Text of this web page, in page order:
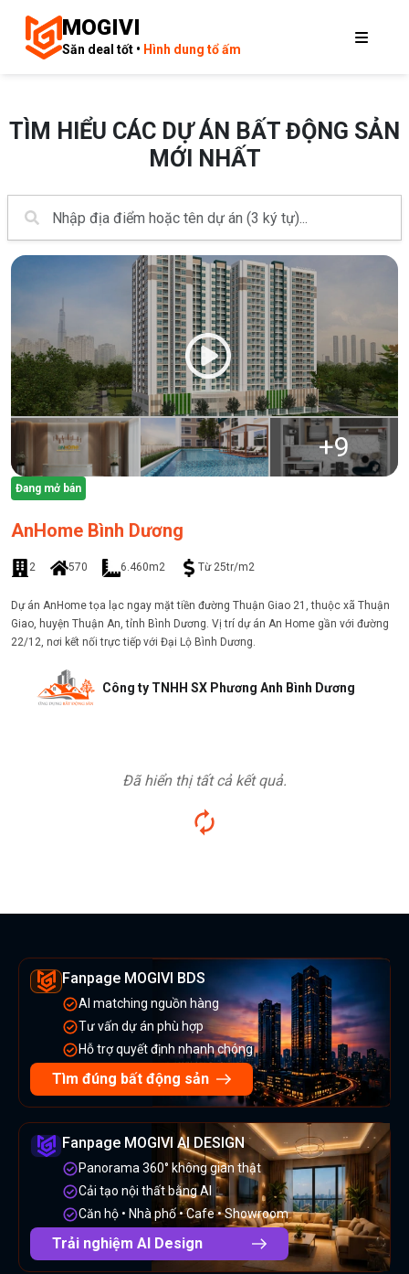
MOGIVI
Săn deal tốt • Hình dung tổ ấm
TÌM HIỂU CÁC DỰ ÁN BẤT ĐỘNG SẢN
MỚI NHẤT
+9
Đang mở bán
AnHome Bình Dương
2 570 6.460m2 Từ 25tr/m2
Dự án AnHome tọa lạc ngay mặt tiền đường Thuận Giao 21, thuộc xã Thuận
Giao, huyện Thuận An, tỉnh Bình Dương. Vị trí dự án An Home gần với đường
22/12, nơi kết nối trực tiếp với Đại Lộ Bình Dương.
Công ty TNHH SX Phương Anh Bình Dương
Đã hiển thị tất cả kết quả.
Fanpage MOGIVI BDS
AI matching nguồn hàng
Tư vấn dự án phù hợp
Hỗ trợ quyết định nhanh chóng
Tìm đúng bất động sản
Fanpage MOGIVI AI DESIGN
Panorama 360° không gian thật
Cải tạo nội thất bằng AI
Căn hộ • Nhà phố • Cafe • Showroom
Trải nghiệm AI Design